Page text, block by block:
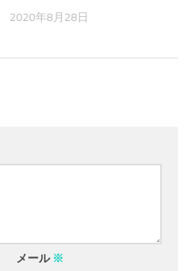
2020年8月28日
メール ※